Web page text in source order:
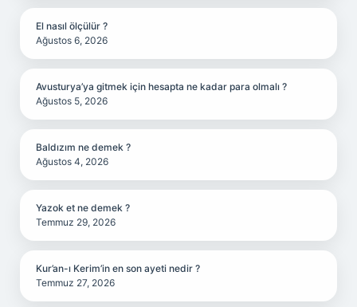
El nasıl ölçülür ?
Ağustos 6, 2026
Avusturya’ya gitmek için hesapta ne kadar para olmalı ?
Ağustos 5, 2026
Baldızım ne demek ?
Ağustos 4, 2026
Yazok et ne demek ?
Temmuz 29, 2026
Kur’an-ı Kerim’in en son ayeti nedir ?
Temmuz 27, 2026